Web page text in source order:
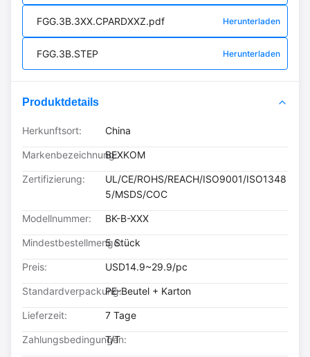
FGG.3B.3XX.CPARDXXZ.pdf Herunterladen
FGG.3B.STEP Herunterladen
Produktdetails
Herkunftsort: China
Markenbezeichnung:BEXKOM
Zertifizierung:
UL/CE/ROHS/REACH/ISO9001/ISO1348
5/MSDS/COC
Modellnummer: BK-B-XXX
Mindestbestellmenge:5 Stück
Preis: USD14.9~29.9/pc
Standardverpackung:PE-Beutel + Karton
Lieferzeit: 7 Tage
Zahlungsbedingungen:
T/T